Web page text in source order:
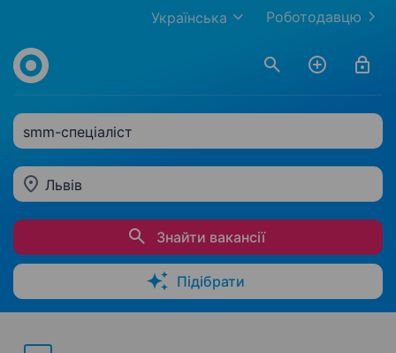
Роботодавцю
Українська
smm-спеціаліст
Львів
Знайти вакансії
Підібрати